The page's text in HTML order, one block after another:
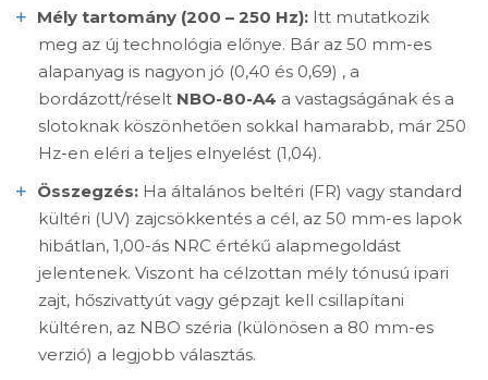
Mély tartomány (200 – 250 Hz): Itt mutatkozik
meg az új technológia előnye. Bár az 50 mm-es
alapanyag is nagyon jó (0,40 és 0,69) , a
bordázott/réselt NBO-80-A4 a vastagságának és a
slotoknak köszönhetően sokkal hamarabb, már 250
Hz-en eléri a teljes elnyelést (1,04).
Összegzés: Ha általános beltéri (FR) vagy standard
kültéri (UV) zajcsökkentés a cél, az 50 mm-es lapok
hibátlan, 1,00-ás NRC értékű alapmegoldást
jelentenek. Viszont ha célzottan mély tónusú ipari
zajt, hőszivattyút vagy gépzajt kell csillapítani
kültéren, az NBO széria (különösen a 80 mm-es
verzió) a legjobb választás.